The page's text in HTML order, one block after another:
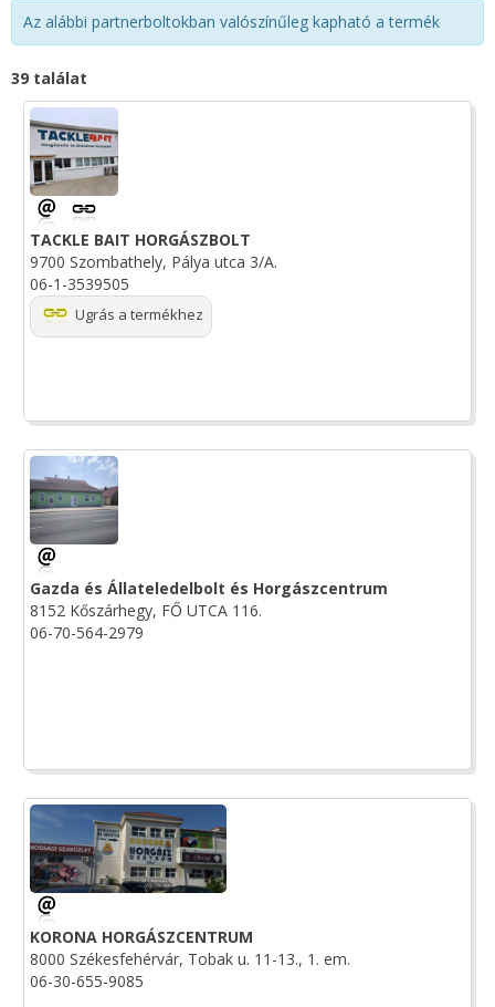
Az alábbi partnerboltokban valószínűleg kapható a termék
39 találat
TACKLE BAIT HORGÁSZBOLT
9700 Szombathely, Pálya utca 3/A.
06-1-3539505
Ugrás a termékhez
Gazda és Állateledelbolt és Horgászcentrum
8152 Kőszárhegy, FŐ UTCA 116.
06-70-564-2979
KORONA HORGÁSZCENTRUM
8000 Székesfehérvár, Tobak u. 11-13., 1. em.
06-30-655-9085